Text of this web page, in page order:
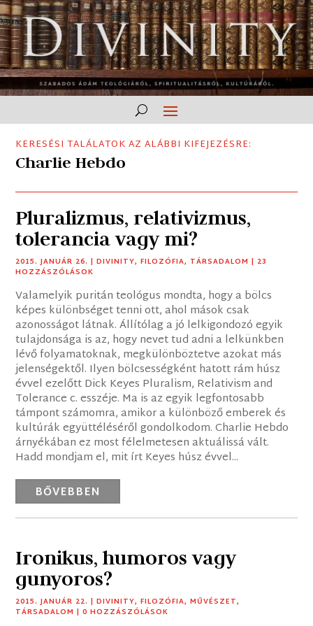
KERESÉSI TALÁLATOK AZ ALÁBBI KIFEJEZÉSRE:
Charlie Hebdo
Pluralizmus, relativizmus,
tolerancia vagy mi?
2015. JANUÁR 26. |DIVINITY,FILOZÓFIA, TÁRSADALOM | 23
HOZZÁSZÓLÁSOK
Valamelyik puritán teológus mondta, hogy a bölcs
képes különbséget tenni ott, ahol mások csak
azonosságot látnak. Állítólag a jó lelkigondozó egyik
tulajdonsága is az, hogy nevet tud adni a lelkünkben
lévő folyamatoknak, megkülönböztetve azokat más
jelenségektől. Ilyen bölcsességként hatott rám húsz
évvel ezelőtt Dick Keyes Pluralism, Relativism and
Tolerance c. esszéje. Ma is az egyik legfontosabb
támpont számomra, amikor a különböző emberek és
kultúrák együttéléséről gondolkodom. Charlie Hebdo
árnyékában ez most félelmetesen aktuálissá vált.
Hadd mondjam el, mit írt Keyes húsz évvel...
BŐVEBBEN
Ironikus, humoros vagy
gunyoros?
2015. JANUÁR 22. |DIVINITY,FILOZÓFIA,MŰVÉSZET,
TÁRSADALOM | 0 HOZZÁSZÓLÁSOK